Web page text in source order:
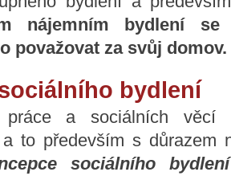
nájemním bydlení se
považovat za svůj domov.
bydlení
práce a sociálních věcí
a to především s důrazem
sociálního